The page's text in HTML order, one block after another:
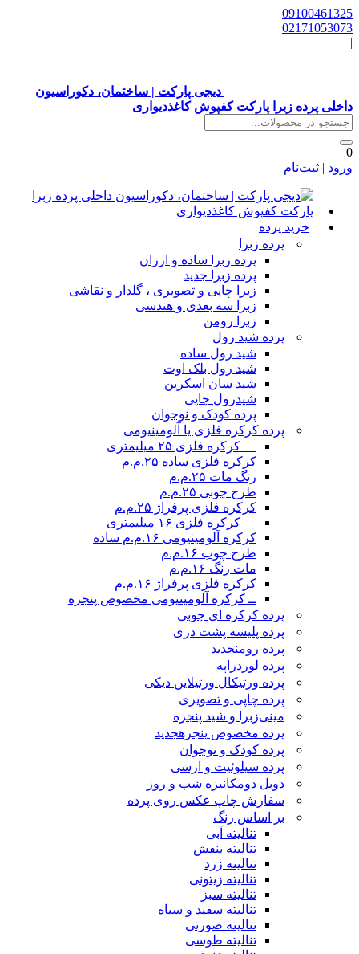
دیجی پارکت | ساختمان، دکوراسیون
پرده زبرا پارکت کفپوش کاغذدیواری
| ثبت‌نام
خرید پرده
پرده زبرا
پرده زبرا ساده و ارزان
پرده زبرا جدید
زبرا چاپی و تصویری ، گلدار و نقاشی
زبرا سه بعدی و هندسی
زبرا رومن
پرده شید رول
شید رول ساده
شید رول بلک اوت
شید سان اسکرین
شیدرول چاپی
پرده کودک و نوجوان
پرده کرکره فلزی یا آلومینیومی
__ کرکره فلزی ۲۵ میلیمتری
کرکره فلزی ساده ۲۵.م.م
رنگ مات ۲۵.م.م
طرح چوبی ۲۵.م.م
کرکره فلزی پرفراژ ۲۵.م.م
__ کرکره فلزی ۱۶ میلیمتری
کرکره آلومینیومی ۱۶.م.م ساده
طرح چوب ۱۶.م.م
مات رنگ ۱۶.م.م
کرکره فلزی پرفراژ ۱۶.م.م
ــ کرکره آلومینیومی مخصوص پنجره
پرده کرکره ای چوبی
پرده پلیسه پشت دری
پرده رومنجدید
پرده لوردراپه
پرده ورتیکال ورتیلاین دیکی
پرده چاپی و تصویری
مینی‌زبرا و شید پنجره
پرده مخصوص پنجره جدید
پرده کودک و نوجوان
پرده سیلوئیت و ارسی
دوبل دومکانیزه شب و روز
سفارش چاپ عکس روی پرده
بر اساس رنگ
تنالیته آبی
تنالیته بنفش
تنالیته زرد
تنالیته زیتونی
تنالیته سبز
تنالیته سفید و سیاه
تنالیته صورتی
تنالیته طوسی